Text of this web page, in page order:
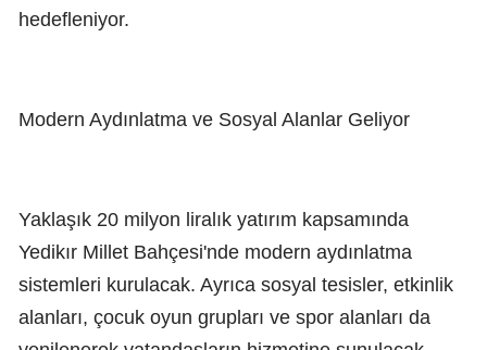
hedefleniyor.
Modern Aydınlatma ve Sosyal Alanlar Geliyor
Yaklaşık 20 milyon liralık yatırım kapsamında
Yedikır Millet Bahçesi'nde modern aydınlatma
sistemleri kurulacak. Ayrıca sosyal tesisler, etkinlik
alanları, çocuk oyun grupları ve spor alanları da